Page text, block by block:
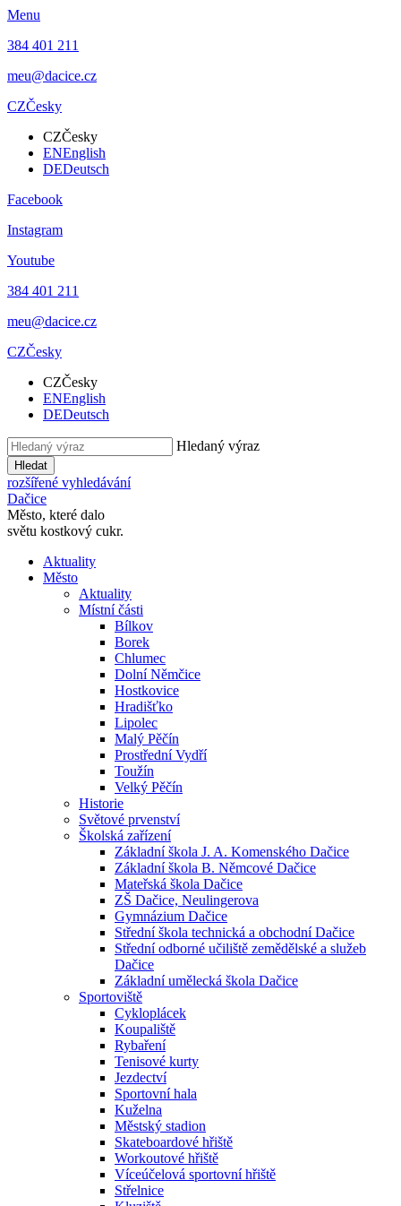
Menu
384 401 211
meu@dacice.cz
CZČesky
CZČesky
ENEnglish
DEDeutsch
Facebook
Instagram
Youtube
384 401 211
meu@dacice.cz
CZČesky
CZČesky
ENEnglish
DEDeutsch
Hledaný výraz
Hledat
rozšířené vyhledávání
Dačice
Město, které dalo
světu kostkový cukr.
Aktuality
Město
Aktuality
Místní části
Bílkov
Borek
Chlumec
Dolní Němčice
Hostkovice
Hradišťko
Lipolec
Malý Pěčín
Prostřední Vydří
Toužín
Velký Pěčín
Historie
Světové prvenství
Školská zařízení
Základní škola J. A. Komenského Dačice
Základní škola B. Němcové Dačice
Mateřská škola Dačice
ZŠ Dačice, Neulingerova
Gymnázium Dačice
Střední škola technická a obchodní Dačice
Střední odborné učiliště zemědělské a služeb
Dačice
Základní umělecká škola Dačice
Sportoviště
Cykloplácek
Koupaliště
Rybaření
Tenisové kurty
Jezdectví
Sportovní hala
Kuželna
Městský stadion
Skateboardové hřiště
Workoutové hřiště
Víceúčelová sportovní hřiště
Střelnice